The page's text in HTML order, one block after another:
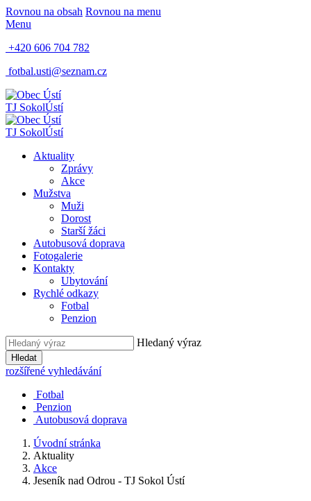
Rovnou na obsah Rovnou na menu
Menu
+420 606 704 782
fotbal.usti@seznam.cz
TJ SokolÚstí
TJ SokolÚstí
Aktuality
Zprávy
Akce
Mužstva
Muži
Dorost
Starší žáci
Autobusová doprava
Fotogalerie
Kontakty
Ubytování
Rychlé odkazy
Fotbal
Penzion
Hledaný výraz
Hledat
rozšířené vyhledávání
Fotbal
Penzion
Autobusová doprava
Úvodní stránka
Aktuality
Akce
Jeseník nad Odrou - TJ Sokol Ústí